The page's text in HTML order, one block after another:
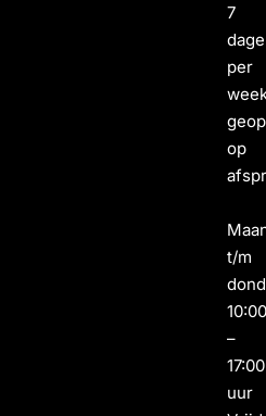
7
per
op
t/m
–
17:00
uur